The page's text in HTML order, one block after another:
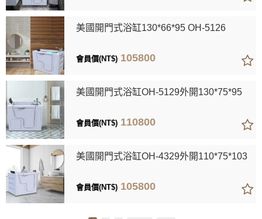
美國開門式浴缸130*66*95 OH-5126
會員價(NT$) 105800
美國開門式浴缸OH-5129外開130*75*95
會員價(NT$) 110800
美國開門式浴缸OH-4329外開110*75*103
會員價(NT$) 105800